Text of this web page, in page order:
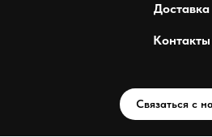
Доставка
Контакты
Связаться с